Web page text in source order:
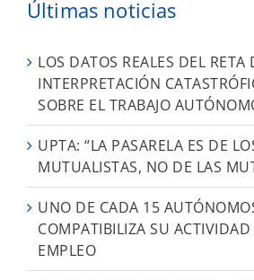
Últimas noticias
LOS DATOS REALES DEL
INTERPRETACIÓN
SOBRE EL TRABAJO
UPTA: “LA PASARELA ES DE
MUTUALISTAS, NO DE LAS
UNO DE CADA 15
COMPATIBILIZA SU
EMPLEO